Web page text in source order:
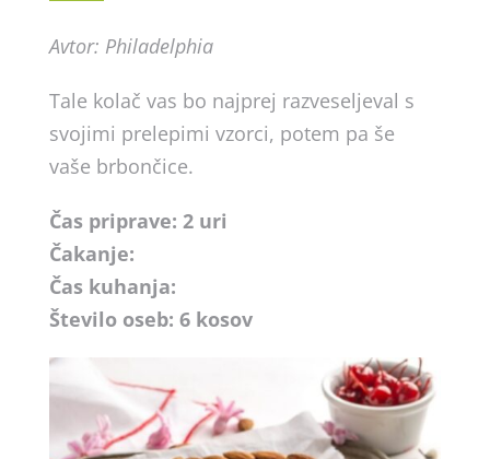
Avtor: Philadelphia
Tale kolač vas bo najprej razveseljeval s
svojimi prelepimi vzorci, potem pa še
vaše brbončice.
Čas priprave: 2 uri
Čakanje:
Čas kuhanja:
Število oseb: 6 kosov